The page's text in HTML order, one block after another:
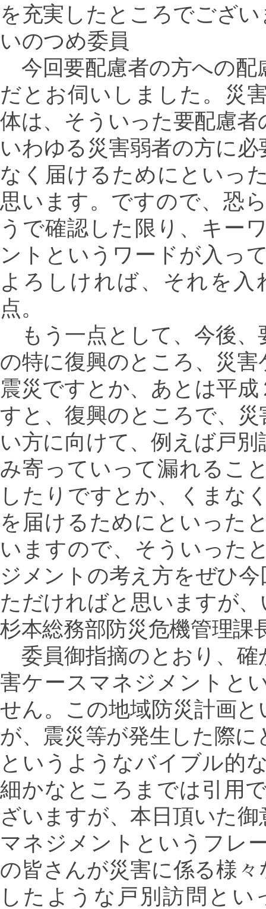
を充実したところでござ
いのつめ委員
今回要配慮者の方への配
だとお伺いしました。災
体は、そういった要配慮
いわゆる災害弱者の方に
なく届けるためにといっ
思います。ですので、恐
うで確認した限り、キー
ントというワードが入っ
よろしければ、それを
点。
もう一点として、今後、
の特に復興のところ、災
震災ですとか、あとは平
すと、復興のところで、
い方に向けて、例えば戸
み寄っていって漏れるこ
したりですとか、くまな
を届けるためにといった
いますので、そういった
ジメントの考え方をぜひ
ただければと思いますが
杉本総務部防災危機管理課
委員御指摘のとおり、確
害ケースマネジメントと
せん。この地域防災計画
が、震災等が発生した際
というようなバイブル的
細かなところまでは引用
ざいますが、本日頂いた
マネジメントというフレ
の皆さんが災害に係る様
したような戸別訪問と